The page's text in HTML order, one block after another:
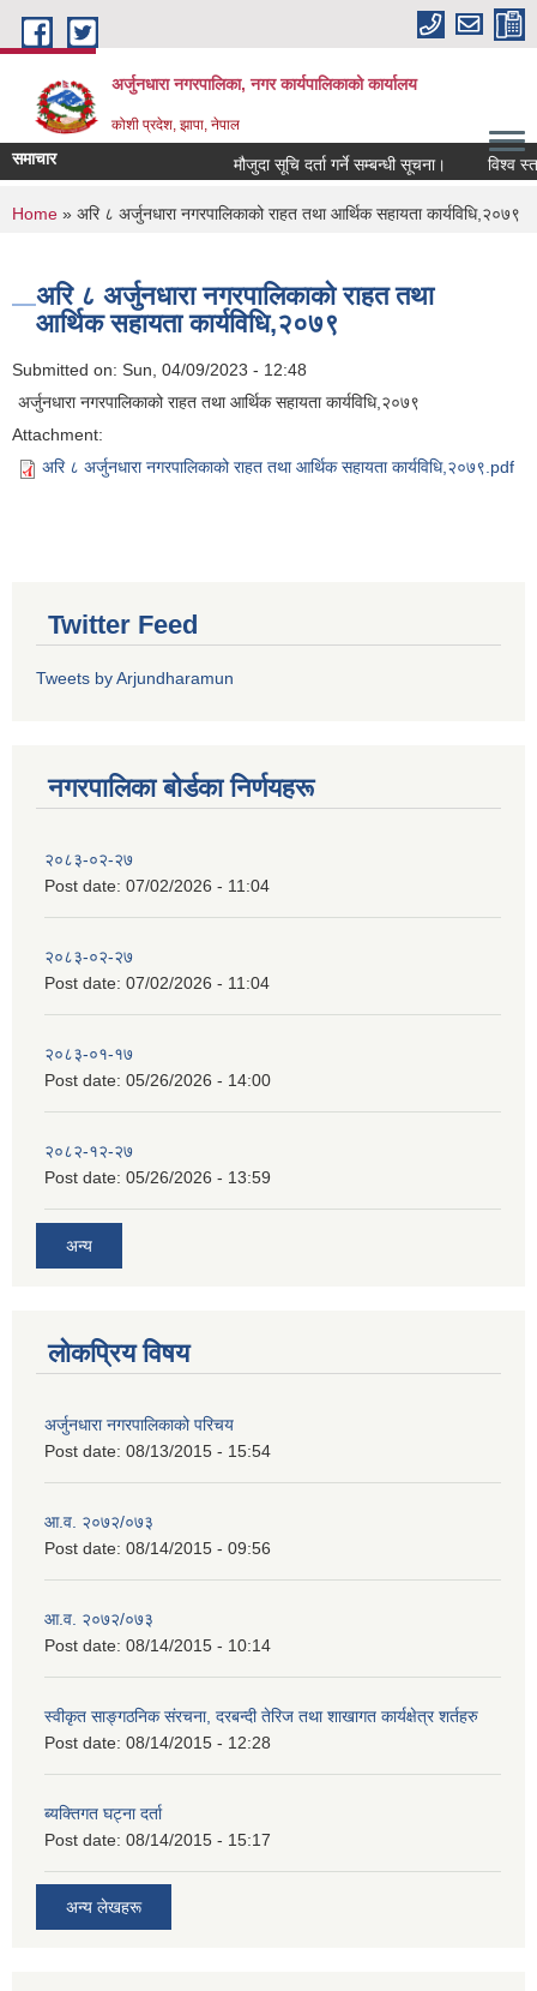
Skip to main content
अर्जुनधारा नगरपालिका, नगर कार्यपालिकाको कार्यालय
कोशी प्रदेश, झापा, नेपाल
समाचार मौजुदा सूचि दर्ता गर्ने सम्बन्धी सूचना। विश्व
You are here
Home » अरि ८ अर्जुनधारा नगरपालिकाको राहत तथा आर्थिक सहायता कार्यविधि,२०७९
अरि ८ अर्जुनधारा नगरपालिकाको राहत तथा
आर्थिक सहायता कार्यविधि,२०७९
Submitted on: Sun, 04/09/2023 - 12:48
अर्जुनधारा नगरपालिकाको राहत तथा आर्थिक सहायता कार्यविधि,२०७९
Attachment:
अरि ८ अर्जुनधारा नगरपालिकाको राहत तथा आर्थिक सहायता कार्यविधि,२०७९.pdf
Twitter Feed
Tweets by Arjundharamun
नगरपालिका बाेर्डका निर्णयहरू
२०८३-०२-२७
Post date: 07/02/2026 - 11:04
२०८३-०२-२७
Post date: 07/02/2026 - 11:04
२०८३-०१-१७
Post date: 05/26/2026 - 14:00
२०८२-१२-२७
Post date: 05/26/2026 - 13:59
अन्य
लोकप्रिय विषय
अर्जुनधारा नगरपालिकाको परिचय
Post date: 08/13/2015 - 15:54
आ.व. २०७२/०७३
Post date: 08/14/2015 - 09:56
आ.व. २०७२/०७३
Post date: 08/14/2015 - 10:14
स्वीकृत साङ्गठनिक संरचना, दरबन्दी तेरिज तथा शाखागत कार्यक्षेत्र शर्तहरु
Post date: 08/14/2015 - 12:28
ब्यक्तिगत घट्ना दर्ता
Post date: 08/14/2015 - 15:17
अन्य लेखहरू